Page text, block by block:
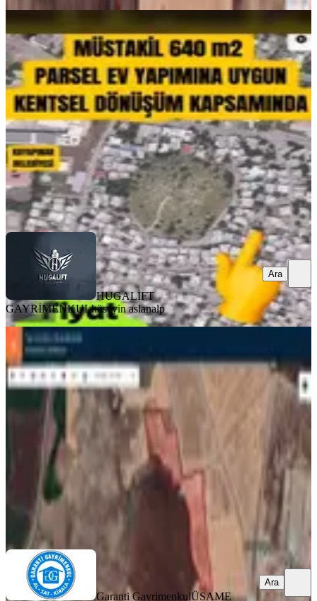
Kayapınar Da Şehrin Merkezinde
Kentsel Dönüşüme Uygun Arsa
Kayapınar, Peyas Mahallesi
640 m²·7.188/m²·23.07.2026
4.600.000 ₺
HUGALİFT GAYRİMENKUL hüseyin aslanalp
Ara
HUGALİFT
GAYRİMENKULhüseyin aslanalp
Ara
Parselde Satılık 2 Dönüm
Yenişehir, Dökmetaş Mahallesi
2000 m²· 2.500/m²
5.000.000 ₺
Garanti Gayrimenkul
Garanti GayrimenkulÜSAME
Ara